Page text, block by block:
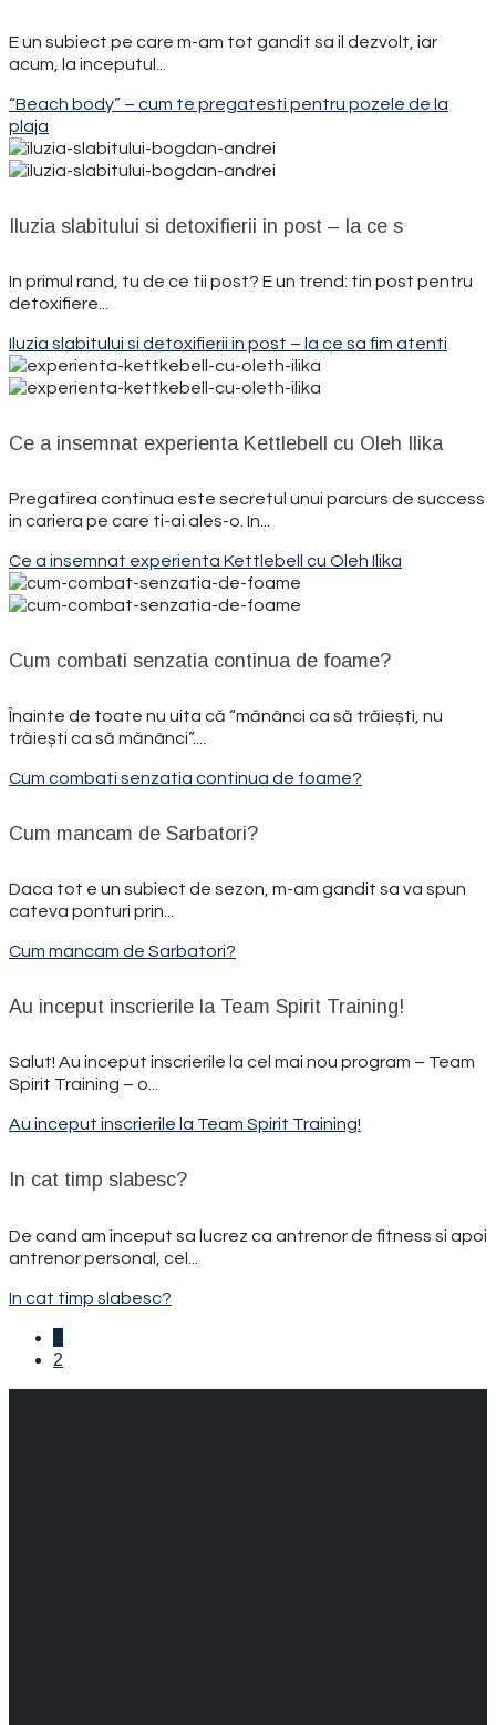
E un subiect pe care m-am tot gandit sa il dezvolt, iar
acum, la inceputul...
“Beach body” – cum te pregatesti pentru pozele de la
plaja
Iluzia slabitului si detoxifierii in post – la ce s
In primul rand, tu de ce tii post? E un trend: tin post pentru
detoxifiere...
Iluzia slabitului si detoxifierii in post – la ce sa fim atenti
Ce a insemnat experienta Kettlebell cu Oleh Ilika
Pregatirea continua este secretul unui parcurs de success
in cariera pe care ti-ai ales-o. In...
Ce a insemnat experienta Kettlebell cu Oleh Ilika
Cum combati senzatia continua de foame?
Înainte de toate nu uita că “mănânci ca să trăiești, nu
trăiești ca să mănânci”....
Cum combati senzatia continua de foame?
Cum mancam de Sarbatori?
Daca tot e un subiect de sezon, m-am gandit sa va spun
cateva ponturi prin...
Cum mancam de Sarbatori?
Au inceput inscrierile la Team Spirit Training!
Salut! Au inceput inscrierile la cel mai nou program – Team
Spirit Training – o...
Au inceput inscrierile la Team Spirit Training!
In cat timp slabesc?
De cand am inceput sa lucrez ca antrenor de fitness si apoi
antrenor personal, cel...
In cat timp slabesc?
1
2